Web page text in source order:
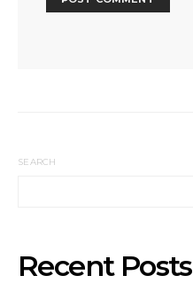
SEARCH
Recent Posts